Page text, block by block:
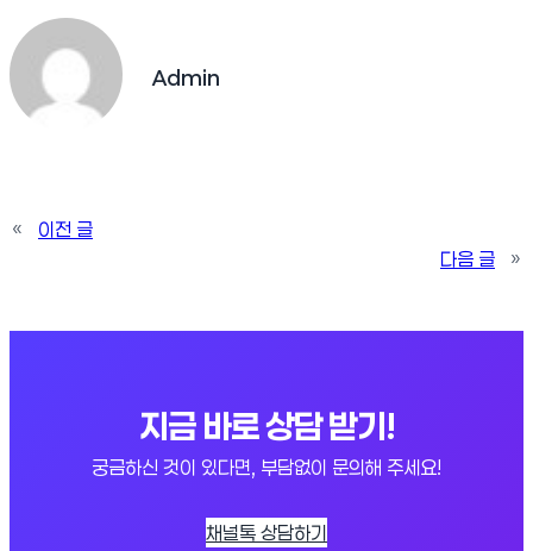
Admin
«
이전 글
다음 글
»
지금 바로 상담 받기!
궁금하신 것이 있다면, 부담없이 문의해 주세요!
채널톡 상담하기